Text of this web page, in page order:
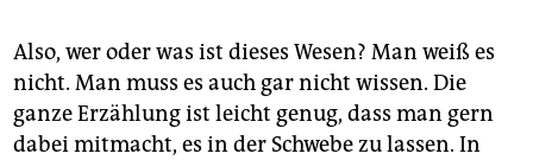
Also, wer oder was ist dieses Wesen? Man weiß es
nicht. Man muss es auch gar nicht wissen. Die
ganze Erzählung ist leicht genug, dass man gern
dabei mitmacht, es in der Schwebe zu lassen. In